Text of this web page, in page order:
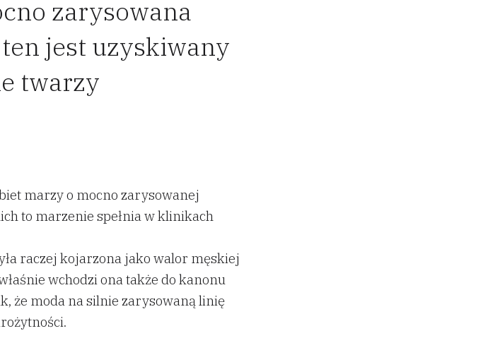
zarysowana
jest uzyskiwany
twarzy
marzy o mocno zarysowanej
to marzenie spełnia w klinikach
raczej kojarzona jako walor męskiej
wchodzi ona także do kanonu
że moda na silnie zarysowaną linię